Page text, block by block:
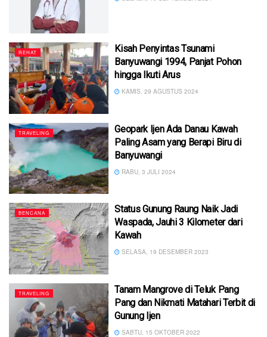
REHAT
Kisah Penyintas Tsunami
Banyuwangi 1994, Panjat Pohon
hingga Ikuti Arus
KAMIS, 29 AGUSTUS 2024
TRAVELING
Geopark Ijen Ada Danau Kawah
Paling Asam yang Berapi Biru di
Banyuwangi
RABU, 3 JULI 2024
BENCANA
Status Gunung Raung Naik Jadi
Waspada, Jauhi 3 Kilometer dari
Kawah
SELASA, 19 DESEMBER 2023
TRAVELING
Tanam Mangrove di Teluk Pang
Pang dan Nikmati Matahari Terbit di
Gunung Ijen
SABTU, 15 OKTOBER 2022